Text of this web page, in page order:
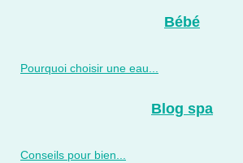
Bébé
Pourquoi choisir une eau...
Blog spa
Conseils pour bien...